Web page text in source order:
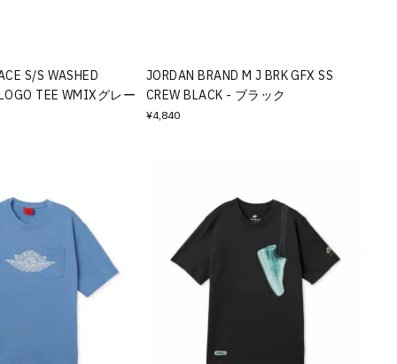
S/S WASHED
TEE WMIXグレー
JORDAN BRAND M J BRK GFX SS
CREW BLACK - ブラック
¥4,840